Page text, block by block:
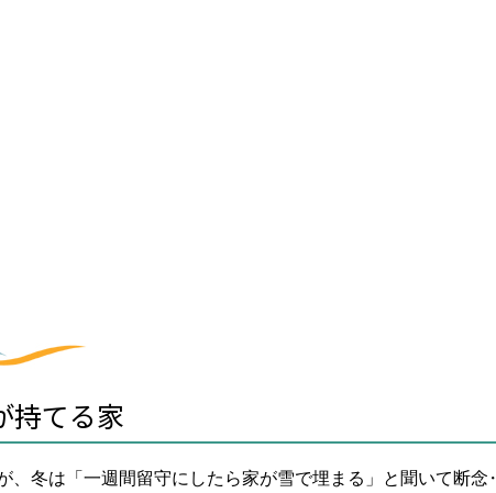
持てる家
冬は「一週間留守にしたら家が雪で埋まる」と聞いて断念